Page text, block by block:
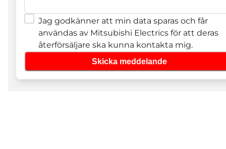
Jag godkänner att min data sparas och får
användas av Mitsubishi Electrics för att deras
återförsäljare ska kunna kontakta mig.
Skicka meddelande